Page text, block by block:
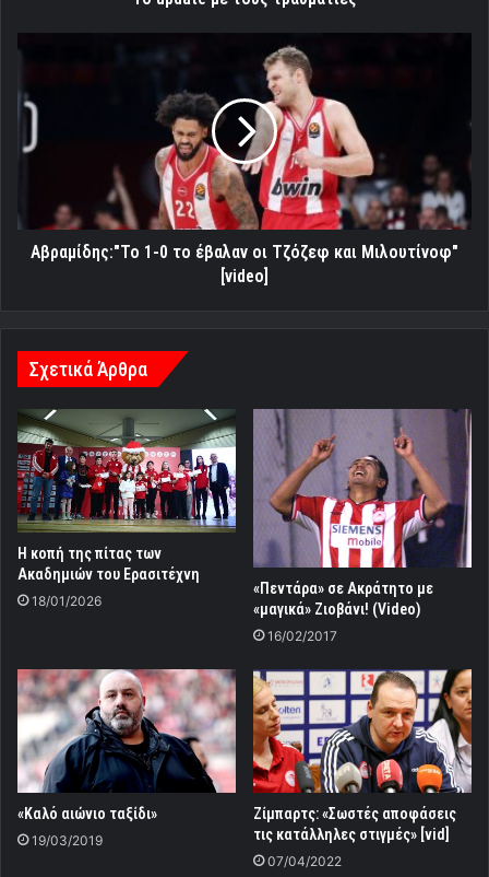
το
οι
Μιλουτίνοφ"
[video]
Αβραμίδης:"Το 1-0 το έβαλαν οι Τζόζεφ και Μιλουτίνοφ"
[video]
Σχετικά Άρθρα
Η κοπή της πίτας των
Ακαδημιών του Ερασιτέχνη
18/01/2026
«Πεντάρα» σε Ακράτητο με
«μαγικά» Ζιοβάνι! (Video)
16/02/2017
«Καλό αιώνιο ταξίδι»
19/03/2019
Ζίμπαρτς: «Σωστές αποφάσεις
τις κατάλληλες στιγμές» [vid]
07/04/2022